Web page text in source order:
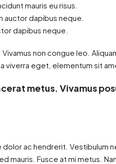
mauris eu risus.
auctor dapibus neque.
dapibus neque.
Vivamus non congue leo.
viverra eget, elementum sit
metus. Vivamus
dolor ac hendrerit. Vestibulum
mauris. Fusce at mi metus.